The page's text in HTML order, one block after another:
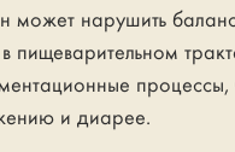
может нарушить
пищеварительном
процессы,
и диарее.